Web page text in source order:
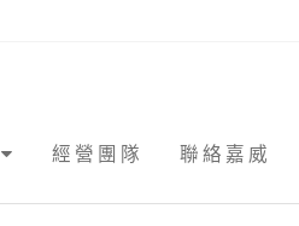
經營團隊 聯絡嘉威